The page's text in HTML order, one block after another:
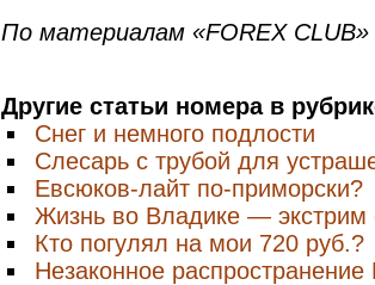
По материалам «FOREX CLUB»
Другие статьи номера в
Снег и немного подлости
Слесарь с трубой для
Евсюков-лайт по-приморски?
Жизнь во Владике —
Кто погулял на мои 720 руб.?
Незаконное